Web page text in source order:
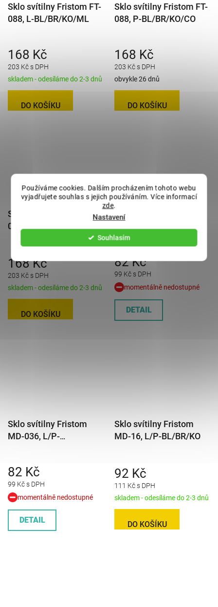
Používáme cookies. Dalším procházením tohoto webu
vyjadřujete souhlas s jejich používáním. Více informací
zde.
Nastavení
Souhlasím
Sklo svítilny Fristom FT-
088, L-BL/BR/KO/ML
203 Kč s DPH
168 Kč
skladem - odesíláme do 2-3 dnů
DO KOŠÍKU
Sklo svítilny Fristom FT-
088, P-BL/BR/KO/CO
203 Kč s DPH
168 Kč
obvykle 26 dnů
DO KOŠÍKU
Sklo svítilny Fristom FT-
088, P-BL/BR/KO/ML
203 Kč s DPH
168 Kč
skladem - odesíláme do 2-3 dnů
DO KOŠÍKU
Sklo svítilny Fristom
BL/BR/KO/CO
99 Kč s DPH
82 Kč
momentálně nedostupné
DETAIL
Sklo svítilny Fristom
MD-036, L/P-
99 Kč s DPH
82 Kč
momentálně nedostupné
DETAIL
Sklo svítilny Fristom
MD-16, L/P-BL/BR/KO
111 Kč s DPH
92 Kč
skladem - odesíláme do 2-3 dnů
DO KOŠÍKU